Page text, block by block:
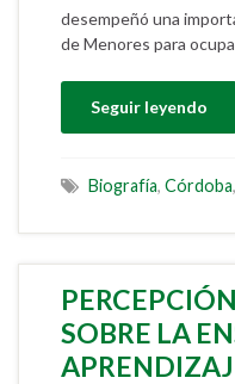
desempeñó una
de Menores para
Seguir leyendo
Biografía, Córdoba,
SOBRE LA